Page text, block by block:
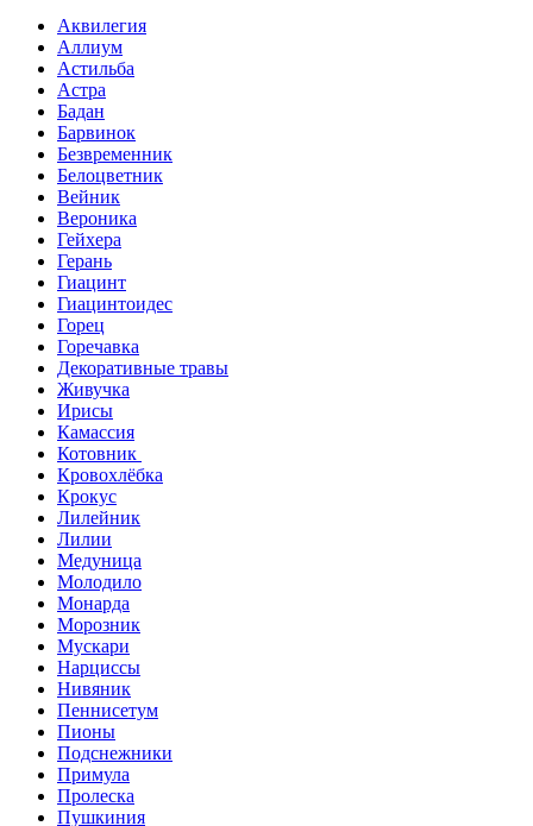
Аквилегия
Аллиум
Астильба
Астра
Бадан
Барвинок
Безвременник
Белоцветник
Вейник
Вероника
Гейхера
Герань
Гиацинт
Гиацинтоидес
Горец
Горечавка
Декоративные травы
Живучка
Ирисы
Камассия
Котовник
Кровохлёбка
Крокус
Лилейник
Лилии
Медуница
Молодило
Монарда
Морозник
Мускари
Нарциссы
Нивяник
Пеннисетум
Пионы
Подснежники
Примула
Пролеска
Пушкиния